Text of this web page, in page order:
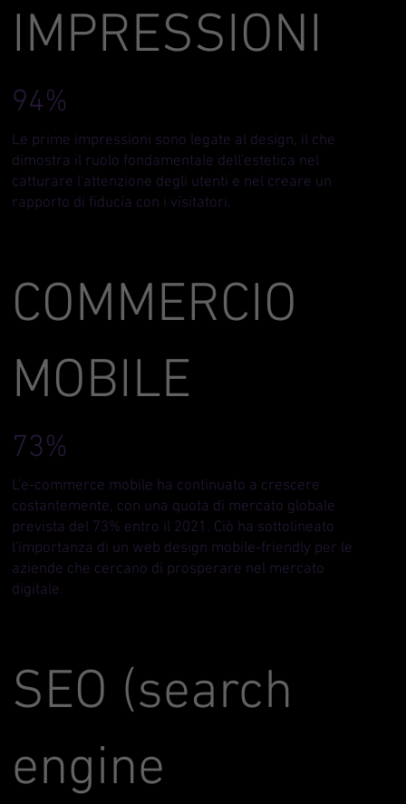
IMPRESSIONI
94%
Le prime impressioni sono legate al design, il che
dimostra il ruolo fondamentale dell'estetica nel
catturare l'attenzione degli utenti e nel creare un
rapporto di fiducia con i visitatori.
COMMERCIO
MOBILE
73%
L'e-commerce mobile ha continuato a crescere
costantemente, con una quota di mercato globale
prevista del 73% entro il 2021. Ciò ha sottolineato
l'importanza di un web design mobile-friendly per le
aziende che cercano di prosperare nel mercato
digitale.
SEO (search
engine